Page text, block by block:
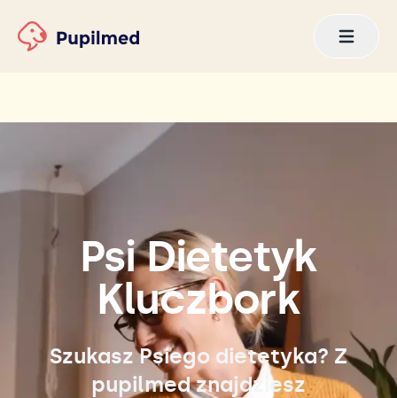
Psi Dietetyk
Kluczbork
Szukasz Psiego dietetyka? Z
pupilmed znajdziesz